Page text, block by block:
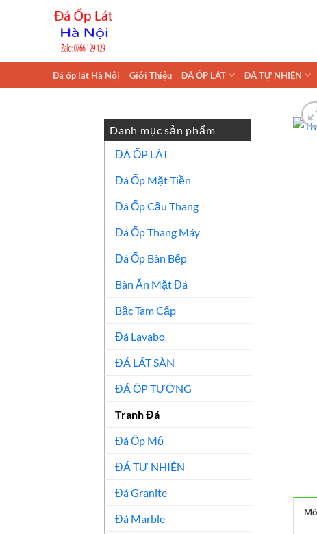
Đá ốp lát Hà Nội Giới Thiệu ĐÁ ỐP LÁT ĐÁ TỰ NHIÊN
Danh mục sản phẩm
ĐÁ ỐP LÁT
Đá Ốp Mặt Tiền
Đá Ốp Cầu Thang
Đá Ốp Thang Máy
Đá Ốp Bàn Bếp
Bàn Ăn Mặt Đá
Bậc Tam Cấp
Đá Lavabo
ĐÁ LÁT SÀN
ĐÁ ỐP TƯỜNG
Tranh Đá
Đá Ốp Mộ
ĐÁ TỰ NHIÊN
Đá Granite
Đá Marble